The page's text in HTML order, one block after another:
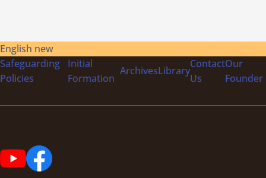
English new
Safeguarding
Policies
Initial
Formation
ArchivesLibrary
Contact
Us
Our
Founder